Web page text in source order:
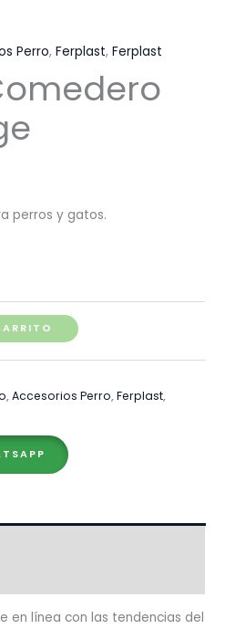
Perro,Ferplast,Ferplast
perros y gatos.
,Accesorios Perro,Ferplast,
en línea con las tendencias del